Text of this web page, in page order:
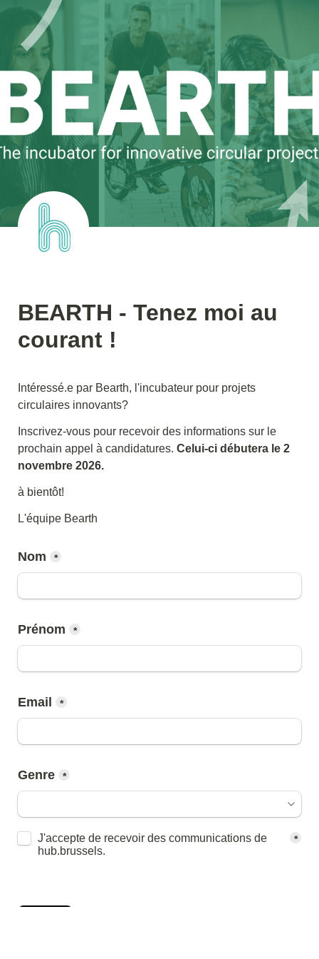
BEARTH - Tenez moi au
courant !
Intéressé.e par Bearth, l'incubateur pour projets
circulaires innovants?
Inscrivez-vous pour recevoir des informations sur le
prochain appel à candidatures. Celui-ci débutera le 2
novembre 2026.
à bientôt!
L'équipe Bearth
Nom *
Prénom *
Email *
Genre *
Untitled checkboxes field
J'accepte de recevoir des communications de
hub.brussels.
*